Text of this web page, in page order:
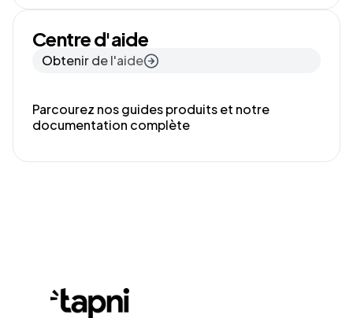
Centre d'aide
Obtenir de l'aide
Parcourez nos guides produits et notre
documentation complète